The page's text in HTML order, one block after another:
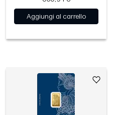
Aggiungi al carrello